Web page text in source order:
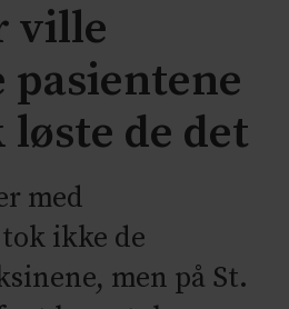
ville
løste de det
med
ikke de
men på St.